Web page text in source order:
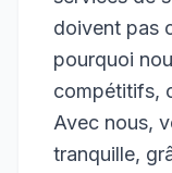
doivent pas
pourquoi
compétitifs,
Avec nous,
tranquille,